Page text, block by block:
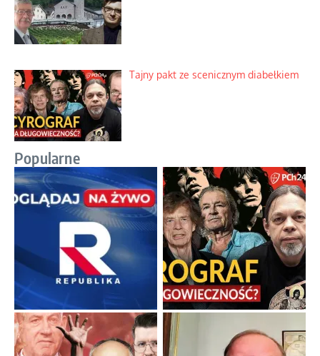
Tajny pakt ze scenicznym diabełkiem
Popularne